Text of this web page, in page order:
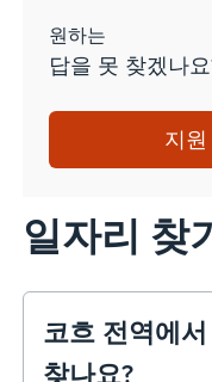
원하는
답을 못 찾겠나
지
일자리 찾
코흐 전역에
찾나요?